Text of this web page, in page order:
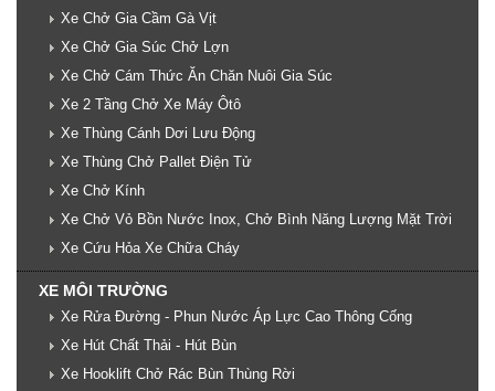
Xe Chở Gia Cầm Gà Vịt
Xe Chở Gia Súc Chở Lợn
Xe Chở Cám Thức Ăn Chăn Nuôi Gia Súc
Xe 2 Tầng Chở Xe Máy Ôtô
Xe Thùng Cánh Dơi Lưu Động
Xe Thùng Chở Pallet Điện Tử
Xe Chở Kính
Xe Chở Vỏ Bồn Nước Inox, Chở Bình Năng Lượng Mặt Trời
Xe Cứu Hỏa Xe Chữa Cháy
XE MÔI TRƯỜNG
Xe Rửa Đường - Phun Nước Áp Lực Cao Thông Cống
Xe Hút Chất Thải - Hút Bùn
Xe Hooklift Chở Rác Bùn Thùng Rời